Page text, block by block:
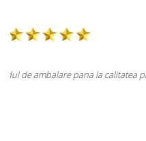
Totul la superlativ!